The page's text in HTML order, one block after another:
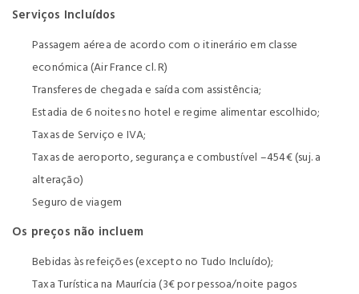
Serviços Incluídos
Passagem aérea de acordo com o itinerário em classe
económica (Air France cl. R)
Transferes de chegada e saída com assistência;
Estadia de 6 noites no hotel e regime alimentar escolhido;
Taxas de Serviço e IVA;
Taxas de aeroporto, segurança e combustível –454€ (suj. a
alteração)
Seguro de viagem
Os preços não incluem
Bebidas às refeições (excepto no Tudo Incluído);
Taxa Turística na Maurícia (3€ por pessoa/noite pagos